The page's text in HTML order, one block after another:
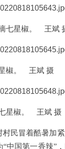
七星椒。 王斌
椒。 王斌 摄
星椒。 王斌 摄
民冒着酷暑加
中国第一香辣”